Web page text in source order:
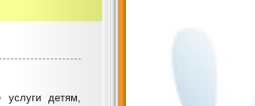
услуги детям,